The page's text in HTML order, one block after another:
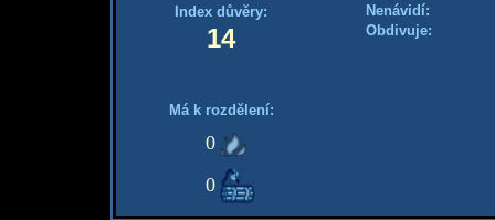
Index důvěry:
14
Má k rozdělení:
0
0
Nenávidí:
Obdivuje: